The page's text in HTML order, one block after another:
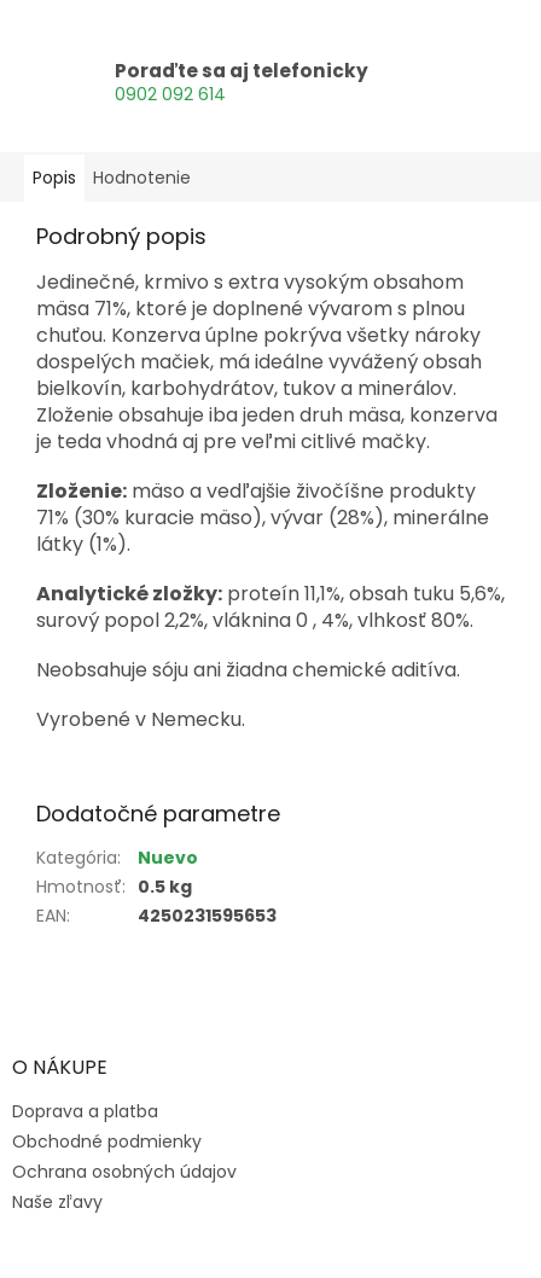
Poraďte sa aj telefonicky
0902 092 614
Popis Hodnotenie
Podrobný popis
Jedinečné, krmivo s extra vysokým obsahom
mäsa 71%, ktoré je doplnené vývarom s plnou
chuťou. Konzerva úplne pokrýva všetky nároky
dospelých mačiek, má ideálne vyvážený obsah
bielkovín, karbohydrátov, tukov a minerálov.
Zloženie obsahuje iba jeden druh mäsa, konzerva
je teda vhodná aj pre veľmi citlivé mačky.
Zloženie: mäso a vedľajšie živočíšne produkty
71% (30% kuracie mäso), vývar (28%), minerálne
látky (1%).
Analytické zložky: proteín 11,1%, obsah tuku 5,6%,
surový popol 2,2%, vláknina 0 , 4%, vlhkosť 80%.
Neobsahuje sóju ani žiadna chemické aditíva.
Vyrobené v Nemecku.
Dodatočné parametre
Kategória:
Nuevo
Hmotnosť: 0.5 kg
EAN: 4250231595653
ä
e
O NÁKUPE
Doprava a platba
Obchodné podmienky
Ochrana osobných údajov
Naše zľavy